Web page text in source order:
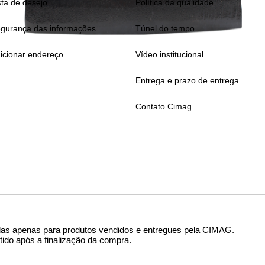
de desejo Política da qualidade
das informações Túnel do tempo
endereço Vídeo institucional
Entrega e prazo de entrega
Contato Cimag
apenas para produtos vendidos e entregues pela CIMAG.
após a finalização da compra.